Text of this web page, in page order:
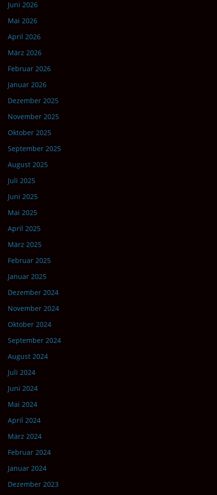
Juni 2026
Mai 2026
April 2026
März 2026
Februar 2026
Januar 2026
Dezember 2025
November 2025
Oktober 2025
September 2025
August 2025
Juli 2025
Juni 2025
Mai 2025
April 2025
März 2025
Februar 2025
Januar 2025
Dezember 2024
November 2024
Oktober 2024
September 2024
August 2024
Juli 2024
Juni 2024
Mai 2024
April 2024
März 2024
Februar 2024
Januar 2024
Dezember 2023